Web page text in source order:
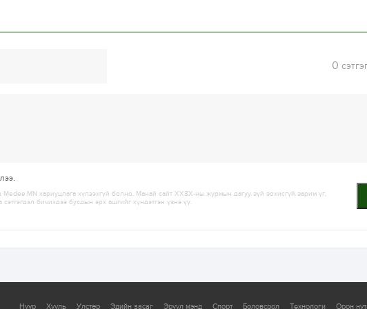
0
Medee.MN хариуцлага хүлээхгүй болно. Манай сайт ХХЗХ-ны журмын дагуу зүй зохисгүй зарим үг,
сэтгэгдэл бичихдээ бусдын эрх ашгийг хүндэтгэн үзнэ үү.
Нүүр Хууль Улстөр Эдийн засаг Эрүүл мэнд Спорт Боловсрол Технологи Орон